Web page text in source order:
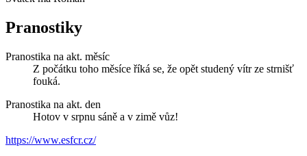
Pranostiky
Pranostika na akt. měsíc
Z počátku toho měsíce říká se, že opět studený vítr ze strnišť
fouká.
Pranostika na akt. den
Hotov v srpnu sáně a v zimě vůz!
https://www.esfcr.cz/